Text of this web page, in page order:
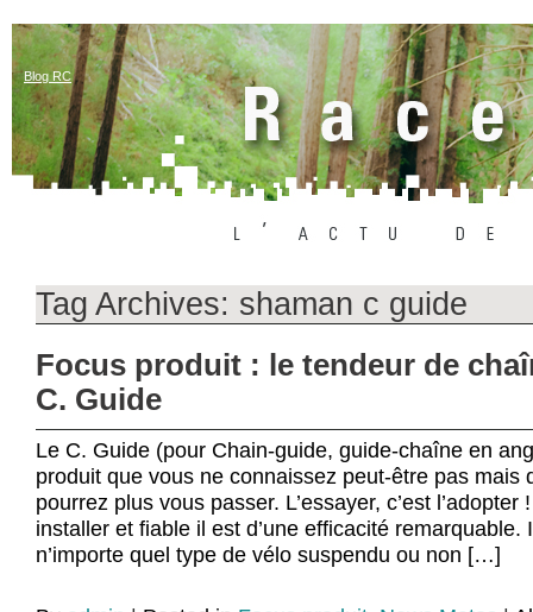
Blog RC
Tag Archives: shaman c guide
Focus produit : le tendeur de
C. Guide
Le C. Guide (pour Chain-guide, guide-chaîne en
produit que vous ne connaissez peut-être pas mais
pourrez plus vous passer. L’essayer, c’est
installer et fiable il est d’une efficacité remarquable.
n’importe quel type de vélo suspendu ou non […]